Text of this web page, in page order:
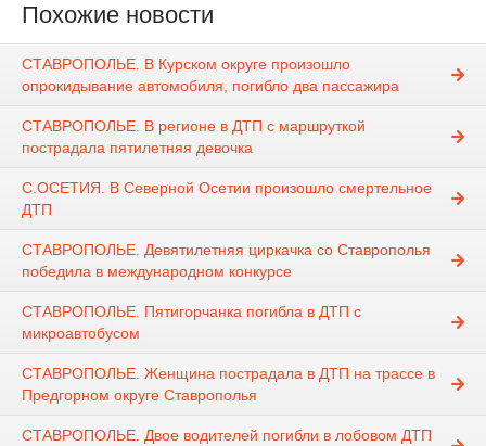
Похожие новости
СТАВРОПОЛЬЕ. В Курском округе произошло
опрокидывание автомобиля, погибло два пассажира
СТАВРОПОЛЬЕ. В регионе в ДТП с маршруткой
пострадала пятилетняя девочка
С.ОСЕТИЯ. В Северной Осетии произошло смертельное
ДТП
СТАВРОПОЛЬЕ. Девятилетняя циркачка со Ставрополья
победила в международном конкурсе
СТАВРОПОЛЬЕ. Пятигорчанка погибла в ДТП с
микроавтобусом
СТАВРОПОЛЬЕ. Женщина пострадала в ДТП на трассе в
Предгорном округе Ставрополья
СТАВРОПОЛЬЕ. Двое водителей погибли в лобовом ДТП